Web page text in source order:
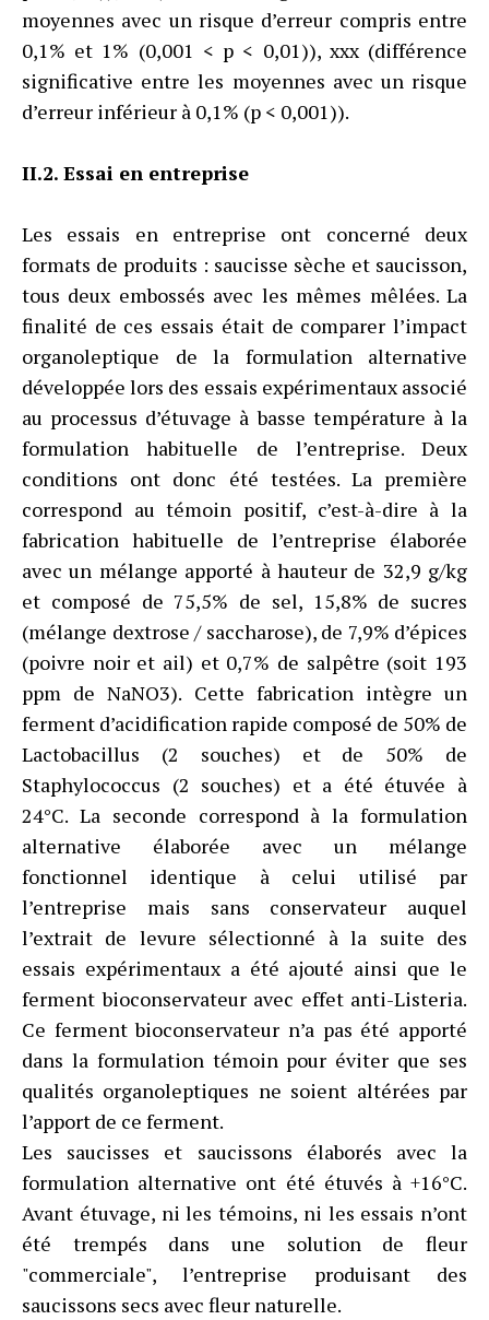
moyennes avec un risque d’erreur compris entre
0,1% et 1% (0,001 < p < 0,01)), xxx (différence
significative entre les moyennes avec un risque
d’erreur inférieur à 0,1% (p < 0,001)).
II.2. Essai en entreprise
Les essais en entreprise ont concerné deux
formats de produits : saucisse sèche et saucisson,
tous deux embossés avec les mêmes mêlées. La
finalité de ces essais était de comparer l’impact
organoleptique de la formulation alternative
développée lors des essais expérimentaux associé
au processus d’étuvage à basse température à la
formulation habituelle de l’entreprise. Deux
conditions ont donc été testées. La première
correspond au témoin positif, c’est-à-dire à la
fabrication habituelle de l’entreprise élaborée
avec un mélange apporté à hauteur de 32,9 g/kg
et composé de 75,5% de sel, 15,8% de sucres
(mélange dextrose / saccharose), de 7,9% d’épices
(poivre noir et ail) et 0,7% de salpêtre (soit 193
ppm de NaNO3). Cette fabrication intègre un
ferment d’acidification rapide composé de 50% de
Lactobacillus (2 souches) et de 50% de
Staphylococcus (2 souches) et a été étuvée à
24°C. La seconde correspond à la formulation
alternative élaborée avec un mélange
fonctionnel identique à celui utilisé par
l’entreprise mais sans conservateur auquel
l’extrait de levure sélectionné à la suite des
essais expérimentaux a été ajouté ainsi que le
ferment bioconservateur avec effet anti-Listeria.
Ce ferment bioconservateur n’a pas été apporté
dans la formulation témoin pour éviter que ses
qualités organoleptiques ne soient altérées par
l’apport de ce ferment.
Les saucisses et saucissons élaborés avec la
formulation alternative ont été étuvés à +16°C.
Avant étuvage, ni les témoins, ni les essais n’ont
été trempés dans une solution de fleur
"commerciale", l’entreprise produisant des
saucissons secs avec fleur naturelle.